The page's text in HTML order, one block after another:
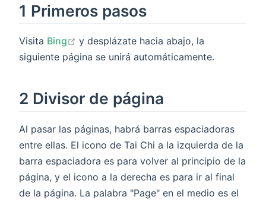
1 Primeros pasos
Visita Bing open in new window
y desplázate hacia abajo, la
siguiente página se unirá automáticamente.
2 Divisor de página
Al pasar las páginas, habrá barras espaciadoras
entre ellas. El icono de Tai Chi a la izquierda de la
barra espaciadora es para volver al principio de la
página, y el icono a la derecha es para ir al final
de la página. La palabra "Page" en el medio es el